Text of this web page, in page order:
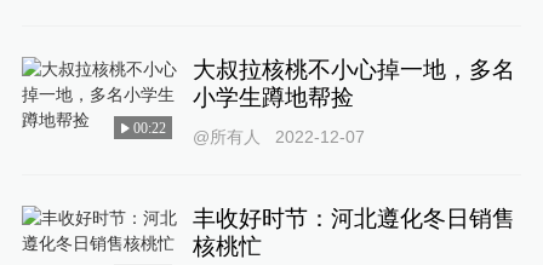
00:22
大叔拉核桃不小心掉一地，多名
小学生蹲地帮捡
@所有人 2022-12-07
丰收好时节：河北遵化冬日销售
核桃忙